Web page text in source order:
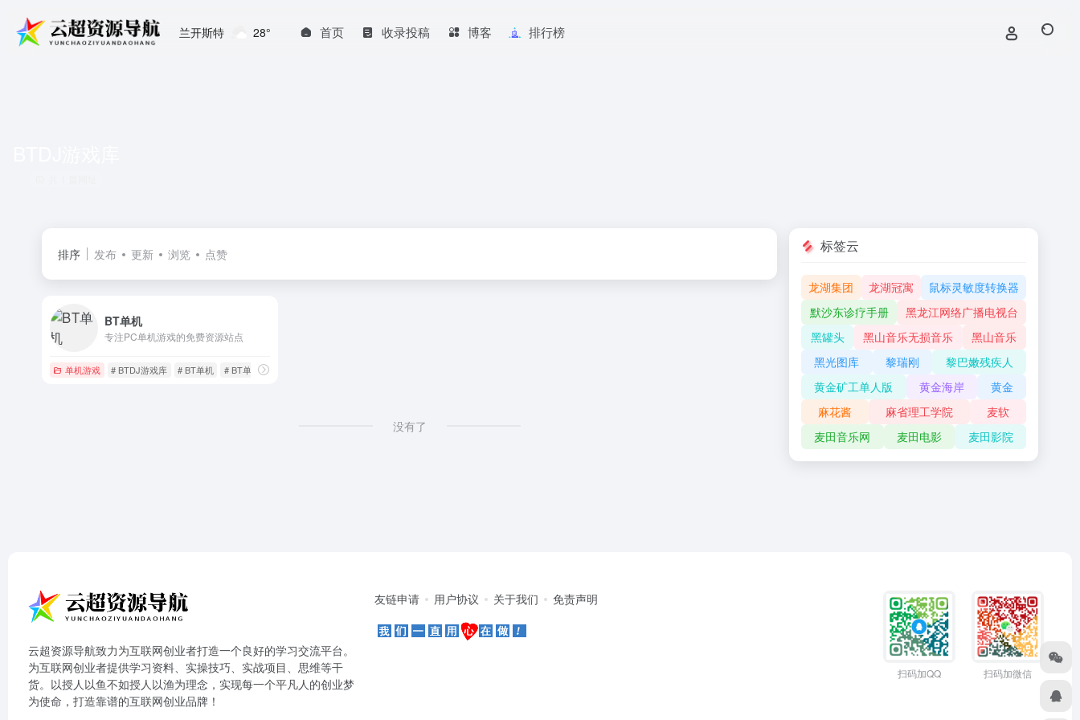
兰开斯特 28° 首页 收录投稿 博客 排行榜
排序 发布 更新 浏览 点赞
BT单机
专注PC单机游戏的免费资源站点
单机游戏 # BTDJ游戏库 # BT单机 # BT单机有资源
没有了
标签云
龙湖集团 龙湖冠寓
鼠标灵敏度转换器
默沙东诊疗手册
黑龙江网络广播电视台
黑罐头
黑山音乐无损音乐
黑山音乐
黑光图库
黎瑞刚
黎巴嫩残疾人
黄金矿工单人版
黄金海岸
黄金
麻花酱
麻省理工学院
麦软
麦田音乐网
麦田电影 麦田影院
云超资源导航致力为互联网创业者打造一个良好的学习交流平台。
为互联网创业者提供学习资料、实操技巧、实战项目、思维等干
货。以授人以鱼不如授人以渔为理念，实现每一个平凡人的创业梦
为使命，打造靠谱的互联网创业品牌！
友链申请 用户协议 关于我们 免责声明
扫码加QQ 扫码加微信